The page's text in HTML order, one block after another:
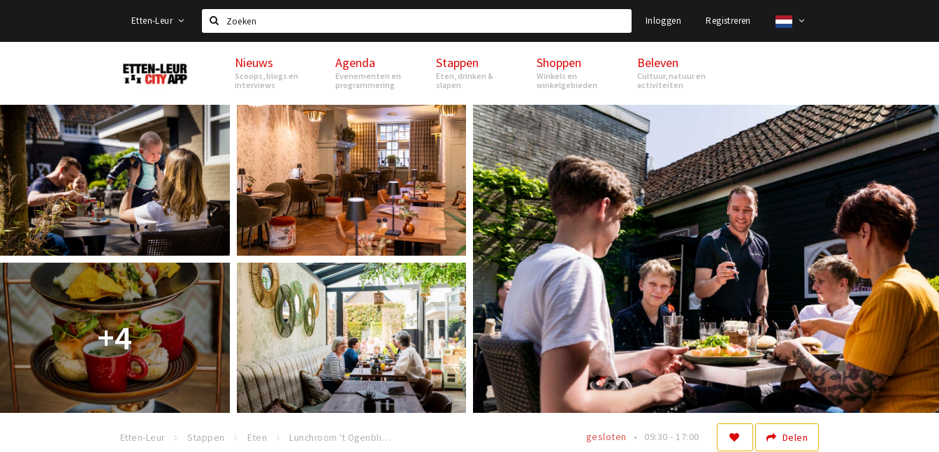
Etten-Leur
Zoeken
Inloggen Registreren
Etten-
Leur
Nieuws
Scoops, blogs en
interviews
Agenda
Evenementen en
programmering
Stappen
Eten, drinken &
slapen
Shoppen
Winkels en
winkelgebieden
Beleven
Cultuur, natuur en
activiteiten
+4
Etten-Leur Stappen Eten Lunchroom 't Ogenblikske Delen
gesloten 09:30 - 17:00